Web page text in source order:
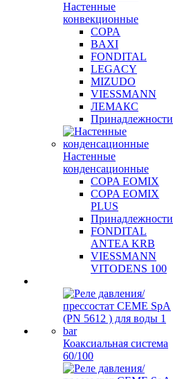
Настенные
конвекционные
COPA
BAXI
FONDITAL
LEGACY
MIZUDO
VIESSMANN
ЛЕМАКС
Принадлежности
Настенные
конденсационные
COPA EOMIX
COPA EOMIX
PLUS
Принадлежности
FONDITAL
ANTEA KRB
VIESSMANN
VITODENS 100
Коаксиальная система
60/100